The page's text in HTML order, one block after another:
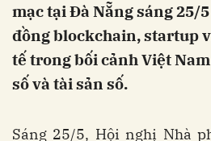
mạc tại Đà Nẵng sáng 25/
đồng blockchain, startup
tế trong bối cảnh Việt
số và tài sản số.
Sáng 25/5, Hội nghị Nhà